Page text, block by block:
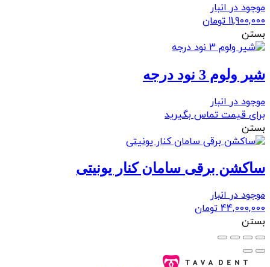
موجود در انبار
11,900,000 تومان
بستن
شیر ولوم 3 نود درجه
موجود در انبار
برای قیمت تماس بگیرید
بستن
ساکشن برقی سامان کنار یونیتی
موجود در انبار
44,000,000 تومان
بستن